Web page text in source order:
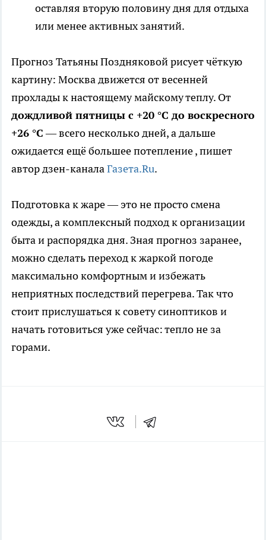
оставляя вторую половину дня для отдыха
или менее активных занятий.
Прогноз Татьяны Поздняковой рисует чёткую
картину: Москва движется от весенней
прохлады к настоящему майскому теплу. От
дождливой пятницы с +20 °C до воскресного
+26 °C— всего несколько дней, а дальше
ожидается ещё большее потепление, пишет
автор дзен-каналаГазета.Ru.
Подготовка к жаре — это не просто смена
одежды, а комплексный подход к организации
быта и распорядка дня. Зная прогноз заранее,
можно сделать переход к жаркой погоде
максимально комфортным и избежать
неприятных последствий перегрева. Так что
стоит прислушаться к совету синоптиков и
начать готовиться уже сейчас: тепло не за
горами.